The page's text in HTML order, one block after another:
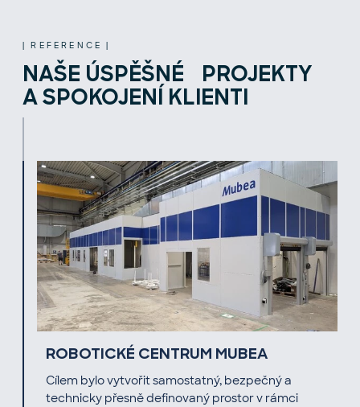
| REFERENCE |
NAŠE ÚSPĚŠNÉ PROJEKTY
A SPOKOJENÍ KLIENTI
ROBOTICKÉ CENTRUM MUBEA
Cílem bylo vytvořit samostatný, bezpečný a
technicky přesně definovaný prostor v rámci